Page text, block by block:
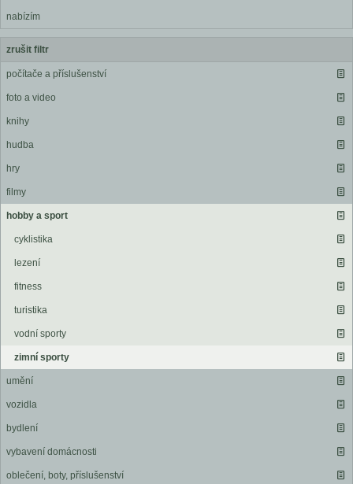
nabízím
zrušit filtr
počítače a příslušenství
foto a video
knihy
hudba
hry
filmy
hobby a sport
cyklistika
lezení
fitness
turistika
vodní sporty
zimní sporty
umění
vozidla
bydlení
vybavení domácnosti
oblečení, boty, příslušenství